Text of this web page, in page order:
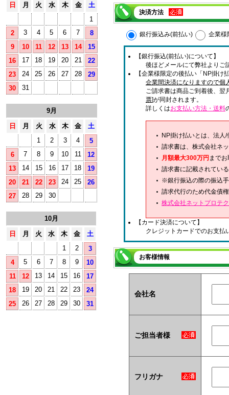
日
月 火 水 木 金
土
1
2
3 4 5 6 7
8
9
10 11 12 13 14
15
16
17 18 19 20 21
22
23
24 25 26 27 28
29
30
31
9月
日
月 火 水 木 金
土
1
2 3 4
5
6
7 8 9 10 11
12
13
14 15 16 17 18
19
20
21 22 23 24 25
26
27
28 29 30
10月
日
月 火 水 木 金
土
1
2
3
4
5 6 7 8 9
10
11
12 13 14 15 16
17
18
19 20 21 22 23
24
25
26 27 28 29 30 31
決済方法
銀行振込み(前払い) 企業様
【銀行振込(前払い)について】
後ほどメールにて弊社よりご
【企業様限定の後払い「NP掛け
企業間決済になりますので個
ご請求書は商品ご到着後、翌
票]が同封されます。
詳しくはお支払い方法・送料
NP掛け払いとは、法人
請求書は、株式会社ネ
月額最大300万円 まで
請求書に記載されてい
※銀行振込の際の振込
請求代行のため代金債
株式会社ネットプロテ
【カード決済について】
クレジットカードでのお支払
お客様情報
会社名
ご担当者様
フリガナ